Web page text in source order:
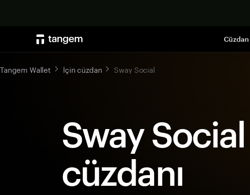
Cüzdan
Tangem Wallet İçin cüzdan Sway Social
Sway Social
cüzdanı